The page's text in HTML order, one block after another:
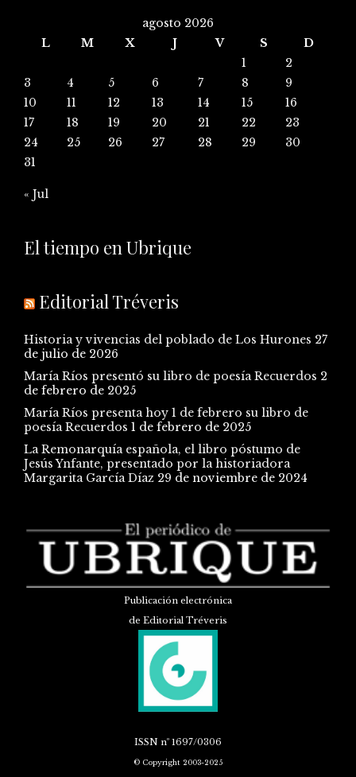
agosto 2026
L
M X J V S
D
1
2
3
4 5 6 7 8
9
10
11 12 13 14 15
16
17
18 19 20 21 22
23
24
25 26 27 28 29
30
31
« Jul
El tiempo en Ubrique
Editorial Tréveris
Historia y vivencias del poblado de Los Hurones 27
de julio de 2026
María Ríos presentó su libro de poesía Recuerdos 2
de febrero de 2025
María Ríos presenta hoy 1 de febrero su libro de
poesía Recuerdos 1 de febrero de 2025
La Remonarquía española, el libro póstumo de
Jesús Ynfante, presentado por la historiadora
Margarita García Díaz 29 de noviembre de 2024
Publicación electrónica
de Editorial Tréveris
ISSN nº 1697/0306
© Copyright 2003-2025